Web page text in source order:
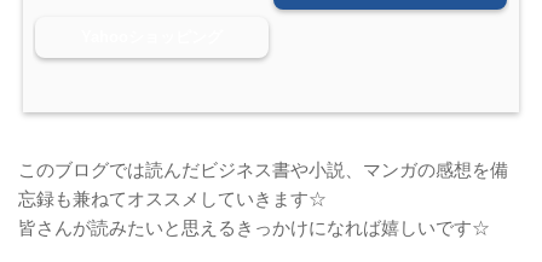
このブログでは読んだビジネス書や小説、マンガの感想を備
忘録も兼ねてオススメしていきます☆
皆さんが読みたいと思えるきっかけになれば嬉しいです☆